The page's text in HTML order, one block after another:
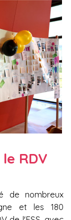
RDV
de nombreux
et les 180